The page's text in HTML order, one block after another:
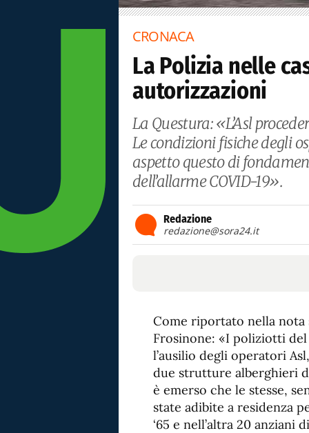
CRONACA
La Polizia nelle
autorizzazioni
La Questura: «L’Asl
Le condizioni fisiche degli
aspetto questo di
dell’allarme COVID-19».
Redazione
redazione@sora24.it
Come riportato nella nota
Frosinone: «I poliziotti del
l’ausilio degli operatori
due strutture alberghieri
è emerso che le stesse,
state adibite a residenza
‘65 e nell’altra 20 anziani